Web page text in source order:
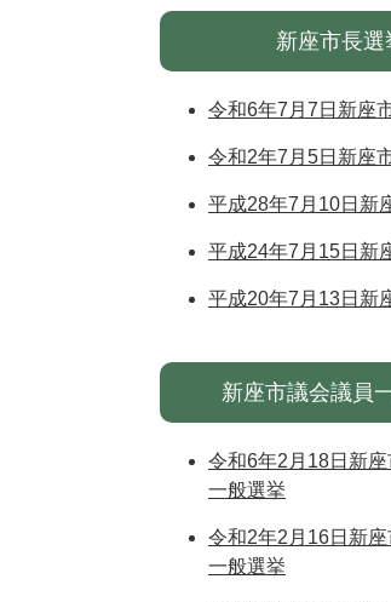
新座市長選
令和6年7月7日新座
令和2年7月5日新座
平成28年7月10日新
平成24年7月15日新
平成20年7月13日新
新座市議会議員
令和6年2月18日新座
一般選挙
令和2年2月16日新座
一般選挙